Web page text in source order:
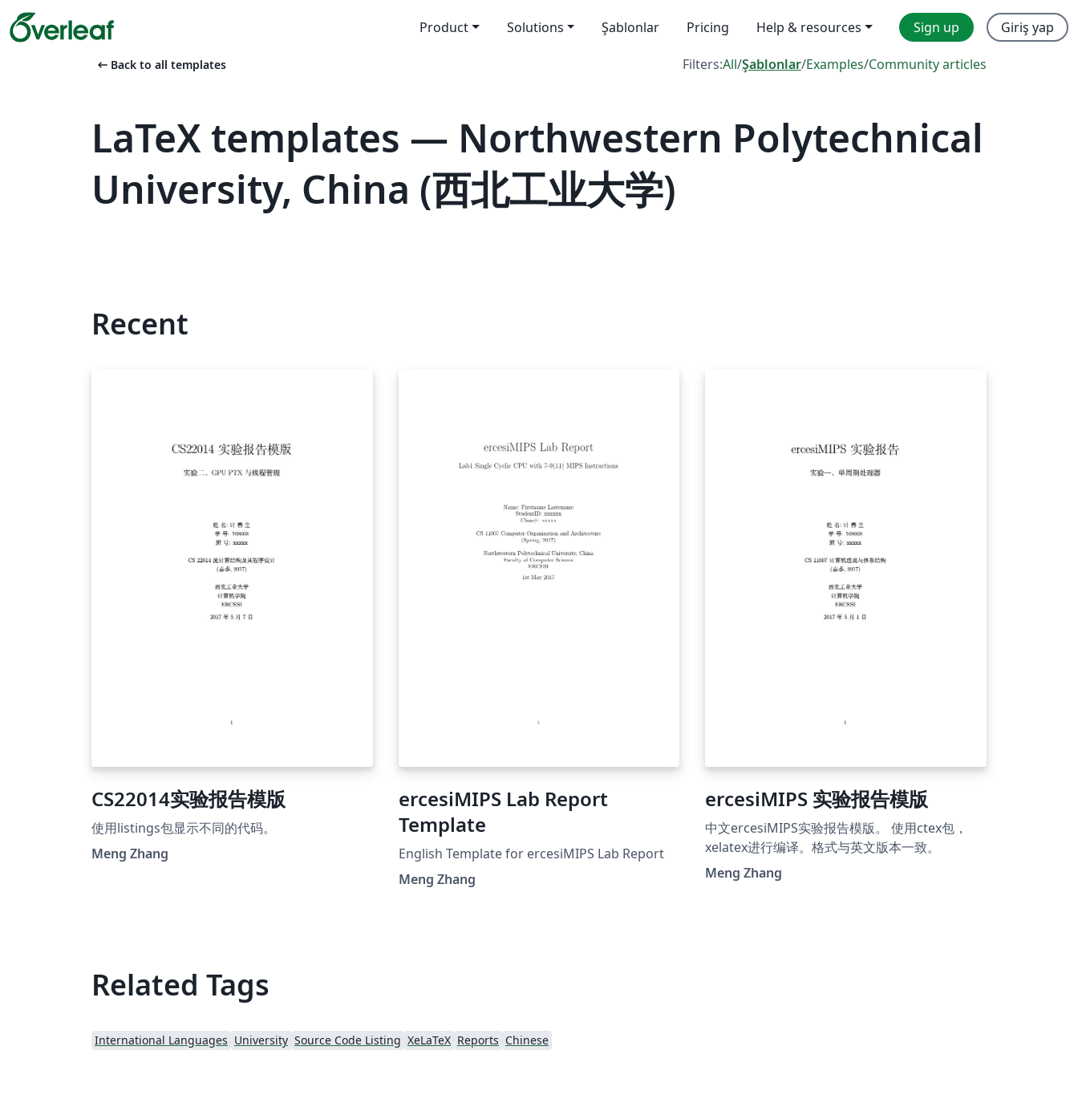
Product Solutions Şablonlar Pricing Help & resources Sign up Giriş yap
arrow_left_alt Back to all templates Filters:All/Şablonlar/Examples/Community articles
LaTeX templates — Northwestern Polytechnical
University, China (西北工业大学)
Recent
CS22014实验报告模版
使用listings包显示不同的代码。
Meng Zhang
ercesiMIPS Lab Report
Template
English Template for ercesiMIPS Lab Report
Meng Zhang
ercesiMIPS 实验报告模版
中文ercesiMIPS实验报告模版。 使用ctex包，
xelatex进行编译。格式与英文版本一致。
Meng Zhang
Related Tags
International Languages University Source Code Listing XeLaTeX Reports Chinese